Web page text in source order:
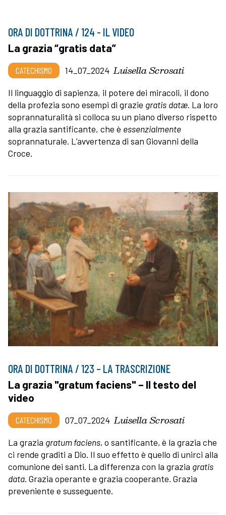
ORA DI DOTTRINA / 124 - IL VIDEO
La grazia “gratis data”
CATECHISMO 14_07_2024 Luisella Scrosati
Il linguaggio di sapienza, il potere dei miracoli, il dono
della profezia sono esempi di grazie gratis datæ. La loro
soprannaturalità si colloca su un piano diverso rispetto
alla grazia santificante, che è essenzialmente
soprannaturale. L’avvertenza di san Giovanni della
Croce.
ORA DI DOTTRINA / 123 – LA TRASCRIZIONE
La grazia "gratum faciens" – Il testo del
video
CATECHISMO 07_07_2024 Luisella Scrosati
La grazia gratum faciens, o santificante, è la grazia che
ci rende graditi a Dio. Il suo effetto è quello di unirci alla
comunione dei santi. La differenza con la grazia gratis
data. Grazia operante e grazia cooperante. Grazia
preveniente e susseguente.